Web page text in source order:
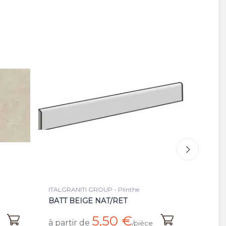
ITALGRANITI GROUP - Carrelage
GREY ANTISLIP/RET
à partir de 36,50 € /m²